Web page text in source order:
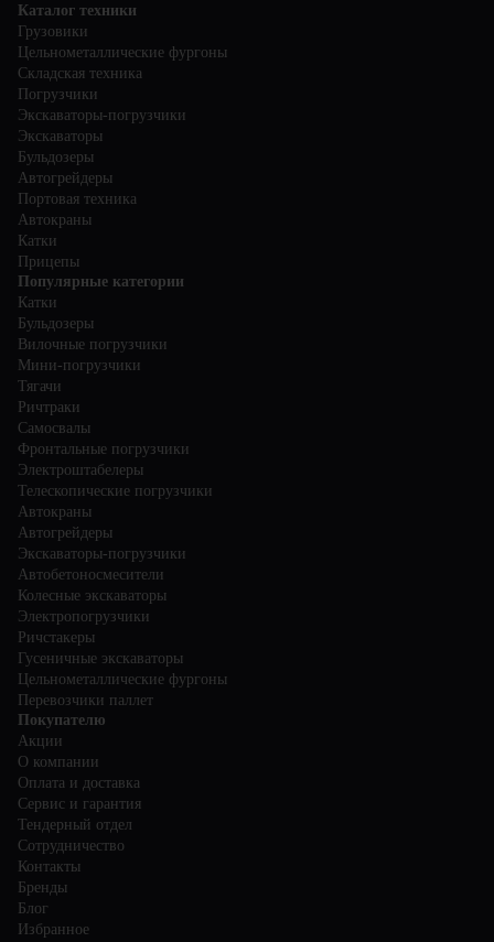
Каталог техники
Грузовики
Цельнометаллические фургоны
Складская техника
Погрузчики
Экскаваторы-погрузчики
Экскаваторы
Бульдозеры
Автогрейдеры
Портовая техника
Автокраны
Катки
Прицепы
Популярные категории
Катки
Бульдозеры
Вилочные погрузчики
Мини-погрузчики
Тягачи
Ричтраки
Самосвалы
Фронтальные погрузчики
Электроштабелеры
Телескопические погрузчики
Автокраны
Автогрейдеры
Экскаваторы-погрузчики
Автобетоносмесители
Колесные экскаваторы
Электропогрузчики
Ричстакеры
Гусеничные экскаваторы
Цельнометаллические фургоны
Перевозчики паллет
Покупателю
Акции
О компании
Оплата и доставка
Сервис и гарантия
Тендерный отдел
Сотрудничество
Контакты
Бренды
Блог
Избранное